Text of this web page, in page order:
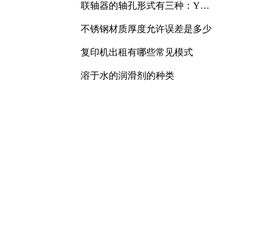
联轴器的轴孔形式有三种：Y
不锈钢材质厚度允许误差是多少
复印机出租有哪些常见模式
溶于水的润滑剂的种类